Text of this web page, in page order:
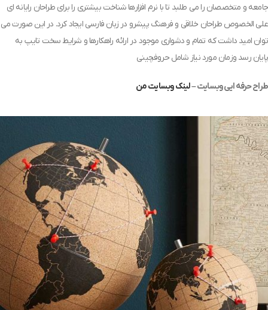
جامعه و متخصصان را می طلبد تا با نرم افزارها شناخت بیشتری را برای طراحان رایانه ای
علی الخصوص طراحان خلاقی و فرهنگ پیشرو در زبان فارسی ایجاد کرد. در این صورت می
توان امید داشت که تمام و دشواری موجود در ارائه راهکارها و شرایط سخت تایپ به
پایان رسد وزمان مورد نیاز شامل حروفچینی
طراح حرفه ایی وبسایت –لینک وبسایت من